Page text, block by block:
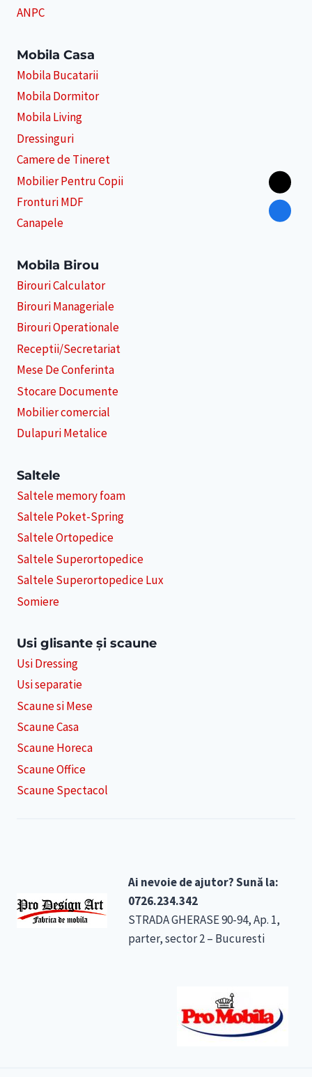
ANPC
Mobila Casa
Mobila Bucatarii
Mobila Dormitor
Mobila Living
Dressinguri
Camere de Tineret
Mobilier Pentru Copii
Fronturi MDF
Canapele
Mobila Birou
Birouri Calculator
Birouri Manageriale
Birouri Operationale
Receptii/Secretariat
Mese De Conferinta
Stocare Documente
Mobilier comercial
Dulapuri Metalice
Saltele
Saltele memory foam
Saltele Poket-Spring
Saltele Ortopedice
Saltele Superortopedice
Saltele Superortopedice Lux
Somiere
Usi glisante și scaune
Usi Dressing
Usi separatie
Scaune si Mese
Scaune Casa
Scaune Horeca
Scaune Office
Scaune Spectacol
Ai nevoie de ajutor? Sună la:
0726.234.342
STRADA GHERASE 90-94, Ap. 1,
parter, sector 2 – Bucuresti